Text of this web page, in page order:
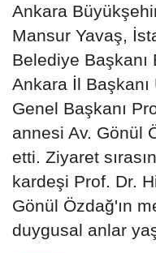
Ankara
Mansur Yavaş,
Belediye
Ankara İl
Genel Başkanı
annesi Av. Gönül
etti. Ziyaret
kardeşi Prof. Dr.
Gönül Özdağ'ın
duygusal anlar